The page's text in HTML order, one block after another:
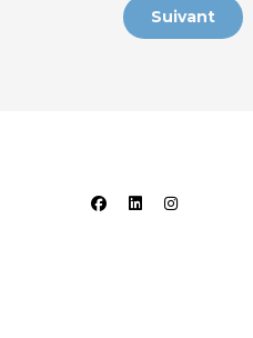
Suivant
facebooklinkedininstagram